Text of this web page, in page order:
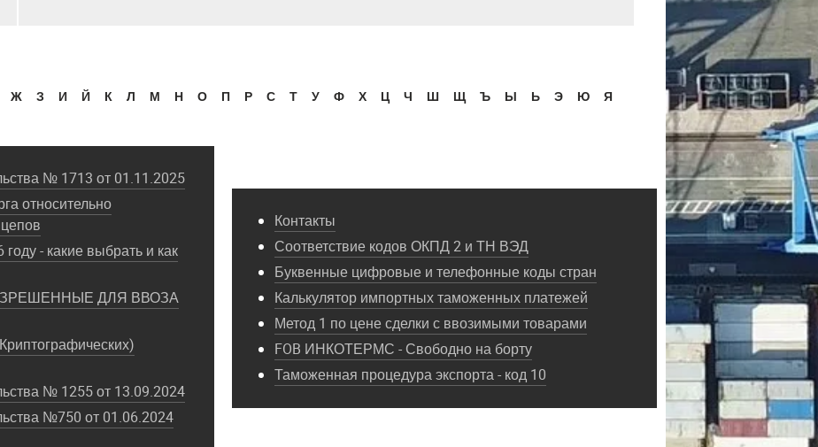
Ж З И Й К Л М Н О П Р С Т У Ф Х Ц Ч Ш Щ Ъ Ы Ь Э Ю Я
№ 1713 от 01.11.2025
относительно
- какие выбрать и как
ДЛЯ ВВОЗА
№ 1255 от 13.09.2024
№750 от 01.06.2024
Контакты
Соответствие кодов ОКПД 2 и ТН ВЭД
Буквенные цифровые и телефонные коды стран
Калькулятор импортных таможенных платежей
Метод 1 по цене сделки с ввозимыми товарами
FOB ИНКОТЕРМС - Свободно на борту
Таможенная процедура экспорта - код 10